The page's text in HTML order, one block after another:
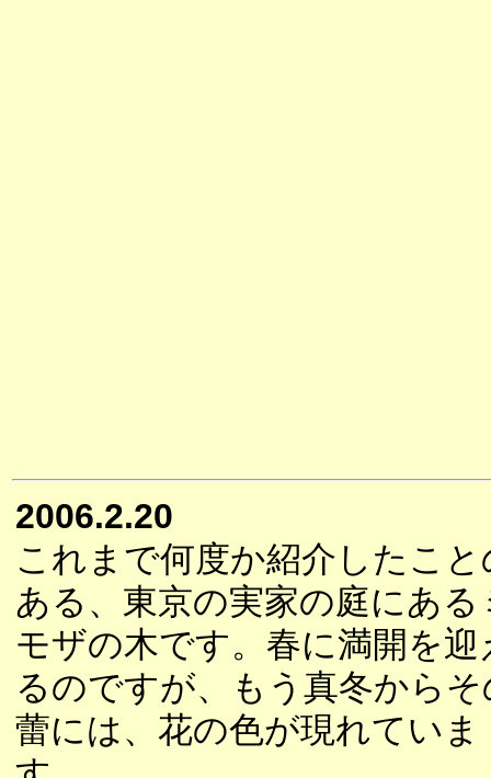
2006.2.20
これまで何度か紹介したこと
ある、東京の実家の庭にある
モザの木です。春に満開を迎
るのですが、もう真冬からそ
蕾には、花の色が現れていま